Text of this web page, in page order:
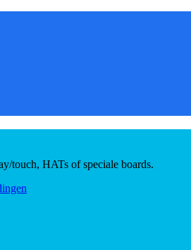
touch, HATs of speciale boards.